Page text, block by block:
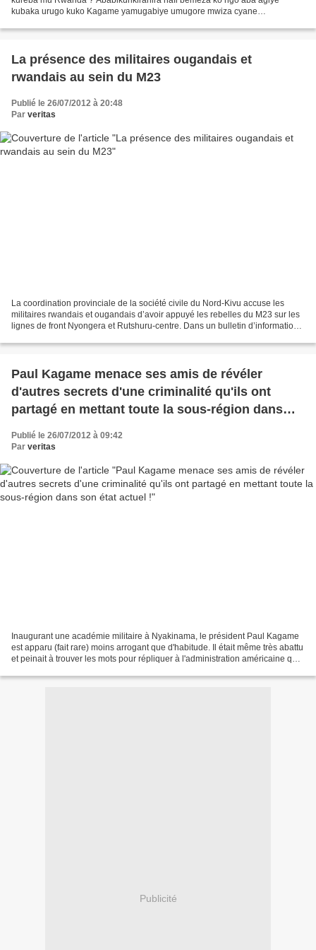
kubaka urugo kuko Kagame yamugabiye umugore mwiza cyane
La présence des militaires ougandais et
rwandais au sein du M23
Publié le 26/07/2012 à 20:48
Par veritas
La coordination provinciale de la société civile du Nord-Kivu accuse les
militaires rwandais et ougandais d’avoir appuyé les rebelles du M23 sur les
lignes de front Nyongera et Rutshuru-centre. Dans un bulletin d’information,
Paul Kagame menace ses amis de révéler
d'autres secrets d'une criminalité qu'ils ont
partagé en mettant toute la sous-région dans
son état actuel !
Publié le 26/07/2012 à 09:42
Par veritas
Inaugurant une académie militaire à Nyakinama, le président Paul Kagame
est apparu (fait rare) moins arrogant que d'habitude. Il était même très abattu
et peinait à trouver les mots pour répliquer à l'administration américaine qui
Publicité